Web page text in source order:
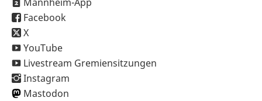
Mannheim-App
Facebook
X
YouTube
Livestream Gremiensitzungen
Instagram
Mastodon